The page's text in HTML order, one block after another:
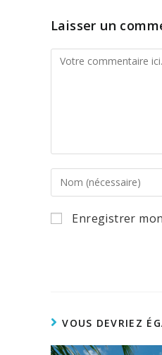
Laisser un
Comment
Enter
your
name
or
username
Enregistrer
VOUS DEVRIEZ